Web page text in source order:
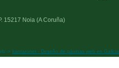
15217 Noia (A Coruña)
> kantaronet - Deseño de páxinas web en Galicia